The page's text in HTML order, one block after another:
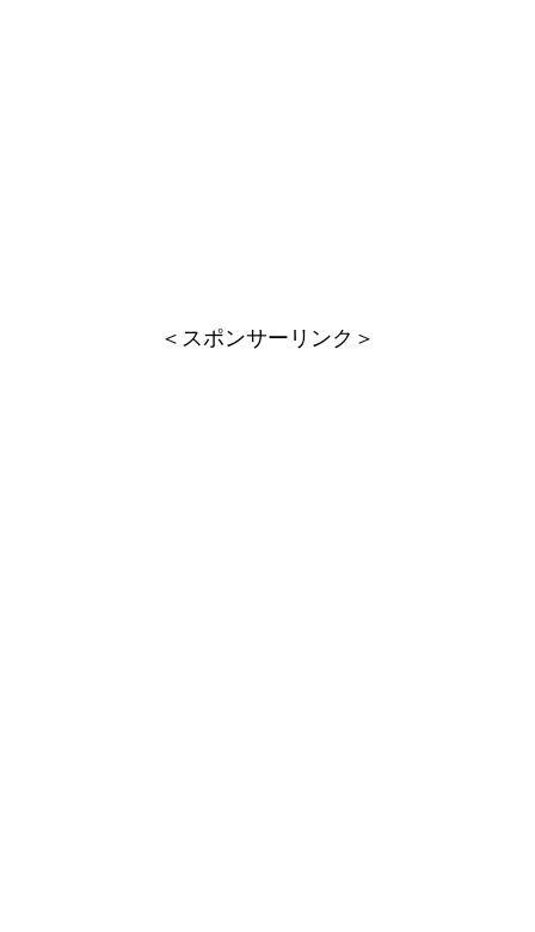
＜スポンサーリンク＞